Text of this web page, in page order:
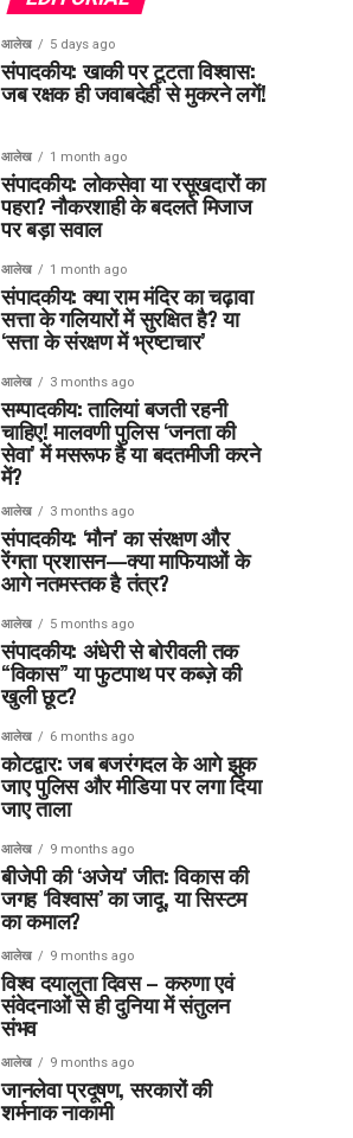
आलेख 5 days ago
संपादकीय: खाकी पर टूटता विश्वास:
जब रक्षक ही जवाबदेही से मुकरने लगें!
आलेख 1 month ago
संपादकीय: लोकसेवा या रसूखदारों का
पहरा? नौकरशाही के बदलते मिजाज
पर बड़ा सवाल
आलेख 1 month ago
संपादकीय: क्या राम मंदिर का चढ़ावा
सत्ता के गलियारों में सुरक्षित है? या
‘सत्ता के संरक्षण में भ्रष्टाचार’
आलेख 3 months ago
सम्पादकीय: तालियां बजती रहनी
चाहिए! मालवणी पुलिस ‘जनता की
सेवा’ में मसरूफ है या बदतमीजी करने
में?
आलेख 3 months ago
संपादकीय: ‘मौन’ का संरक्षण और
रेंगता प्रशासन—क्या माफियाओं के
आगे नतमस्तक है तंत्र?
आलेख 5 months ago
संपादकीय: अंधेरी से बोरीवली तक
“विकास” या फुटपाथ पर कब्ज़े की
खुली छूट?
आलेख 6 months ago
कोटद्वार: जब बजरंगदल के आगे झुक
जाए पुलिस और मीडिया पर लगा दिया
जाए ताला
आलेख 9 months ago
बीजेपी की ‘अजेय’ जीत: विकास की
जगह ‘विश्वास’ का जादू, या सिस्टम
का कमाल?
आलेख 9 months ago
विश्व दयालुता दिवस – करुणा एवं
संवेदनाओं से ही दुनिया में संतुलन
संभव
आलेख 9 months ago
जानलेवा प्रदूषण, सरकारों की
शर्मनाक नाकामी